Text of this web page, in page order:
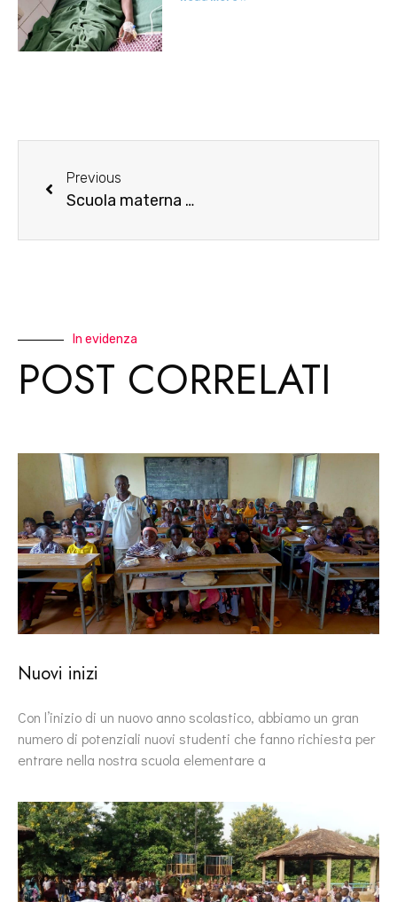
Previous
Scuola materna a Ouagadougou – primo anno
In evidenza
POST CORRELATI
Nuovi inizi
Con l’inizio di un nuovo anno scolastico, abbiamo un gran
numero di potenziali nuovi studenti che fanno richiesta per
entrare nella nostra scuola elementare a